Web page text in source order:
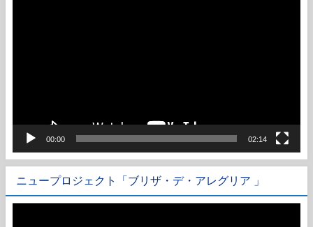
00:00 02:14
ニュープロジェクト「ブリザ・デ・アレグリア 」